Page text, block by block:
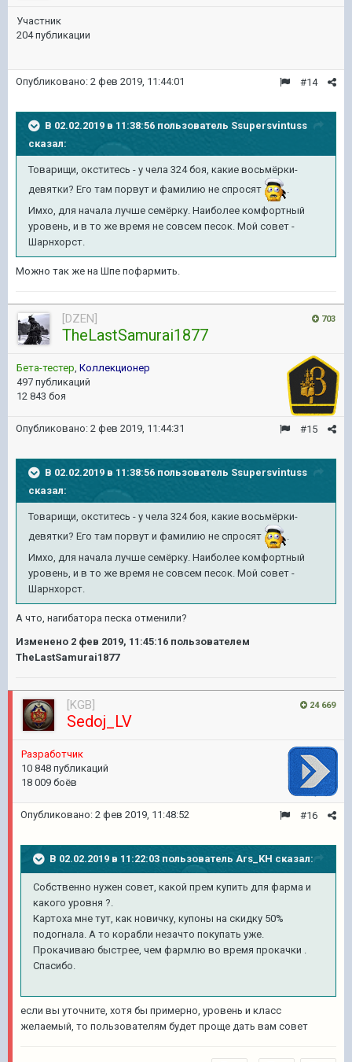
Участник
204 публикации
#14
Опубликовано: 2 фев 2019, 11:44:01
В 02.02.2019 в 11:38:56 пользователь Ssupersvintuss
сказал:
Товарищи, окститесь - у чела 324 боя, какие восьмёрки-
девятки? Его там порвут и фамилию не спросят
.
Имхо, для начала лучше семёрку. Наиболее комфортный
уровень, и в то же время не совсем песок. Мой совет -
Шарнхорст.
Можно так же на Шпе пофармить.
703
[DZEN]
TheLastSamurai1877
Бета-тестер, Коллекционер
497 публикаций
12 843 боя
#15
Опубликовано: 2 фев 2019, 11:44:31
В 02.02.2019 в 11:38:56 пользователь Ssupersvintuss
сказал:
Товарищи, окститесь - у чела 324 боя, какие восьмёрки-
девятки? Его там порвут и фамилию не спросят
.
Имхо, для начала лучше семёрку. Наиболее комфортный
уровень, и в то же время не совсем песок. Мой совет -
Шарнхорст.
А что, нагибатора песка отменили?
Изменено 2 фев 2019, 11:45:16 пользователем
TheLastSamurai1877
24 669
[KGB]
Sedoj_LV
Pазработчик
10 848 публикаций
18 009 боёв
#16
Опубликовано: 2 фев 2019, 11:48:52
В 02.02.2019 в 11:22:03 пользователь Ars_KH сказал:
Собственно нужен совет, какой прем купить для фарма и
какого уровня ?.
Картоха мне тут, как новичку, купоны на скидку 50%
подогнала. А то корабли незачто покупать уже.
Прокачиваю быстрее, чем фармлю во время прокачки .
Спасибо.
если вы уточните, хотя бы примерно, уровень и класс
желаемый, то пользователям будет проще дать вам совет